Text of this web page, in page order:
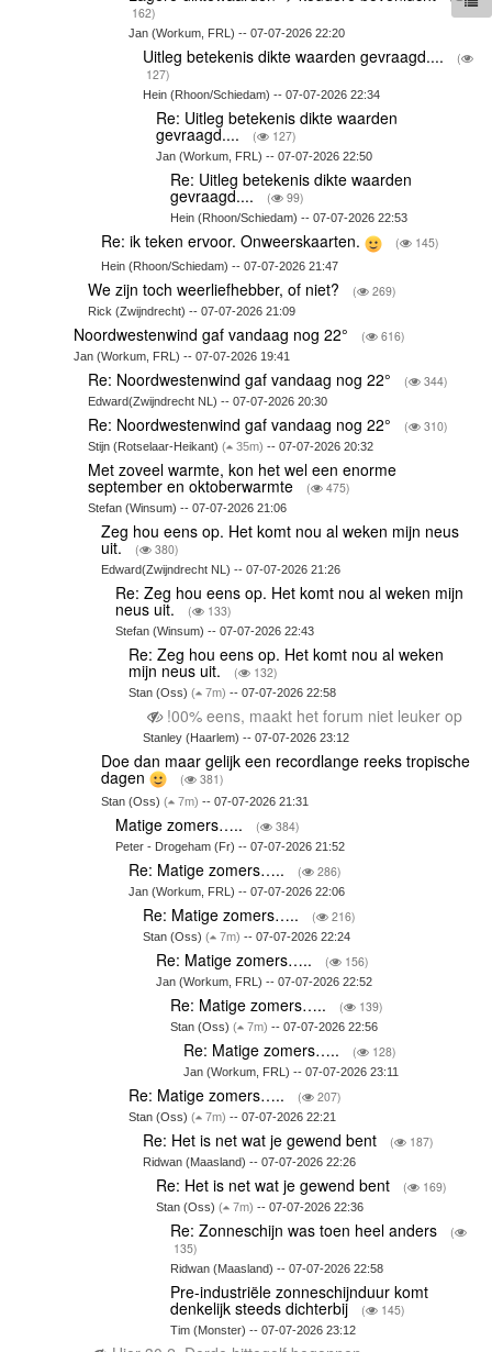
162)
Jan (Workum, FRL) -- 07-07-2026 22:20
Uitleg betekenis dikte waarden gevraagd....
(
127)
Hein (Rhoon/Schiedam) -- 07-07-2026 22:34
Re: Uitleg betekenis dikte waarden
gevraagd.... ( 127)
Jan (Workum, FRL) -- 07-07-2026 22:50
Re: Uitleg betekenis dikte waarden
gevraagd.... ( 99)
Hein (Rhoon/Schiedam) -- 07-07-2026 22:53
Re: ik teken ervoor. Onweerskaarten. ( 145)
Hein (Rhoon/Schiedam) -- 07-07-2026 21:47
We zijn toch weerliefhebber, of niet? ( 269)
Rick (Zwijndrecht) -- 07-07-2026 21:09
Noordwestenwind gaf vandaag nog 22° ( 616)
Jan (Workum, FRL) -- 07-07-2026 19:41
Re: Noordwestenwind gaf vandaag nog 22° ( 344)
Edward(Zwijndrecht NL) -- 07-07-2026 20:30
Re: Noordwestenwind gaf vandaag nog 22° ( 310)
Stijn (Rotselaar-Heikant) ( 35m) -- 07-07-2026 20:32
Met zoveel warmte, kon het wel een enorme
september en oktoberwarmte ( 475)
Stefan (Winsum) -- 07-07-2026 21:06
Zeg hou eens op. Het komt nou al weken mijn neus
uit. ( 380)
Edward(Zwijndrecht NL) -- 07-07-2026 21:26
Re: Zeg hou eens op. Het komt nou al weken mijn
neus uit. ( 133)
Stefan (Winsum) -- 07-07-2026 22:43
Re: Zeg hou eens op. Het komt nou al weken
mijn neus uit. ( 132)
Stan (Oss)( 7m) -- 07-07-2026 22:58
!00% eens, maakt het forum niet leuker op
Stanley (Haarlem) -- 07-07-2026 23:12
Doe dan maar gelijk een recordlange reeks tropische
dagen ( 381)
Stan (Oss)( 7m) -- 07-07-2026 21:31
Matige zomers….. ( 384)
Peter - Drogeham (Fr) -- 07-07-2026 21:52
Re: Matige zomers….. ( 286)
Jan (Workum, FRL) -- 07-07-2026 22:06
Re: Matige zomers….. ( 216)
Stan (Oss) ( 7m) -- 07-07-2026 22:24
Re: Matige zomers….. ( 156)
Jan (Workum, FRL) -- 07-07-2026 22:52
Re: Matige zomers….. ( 139)
Stan (Oss) ( 7m) -- 07-07-2026 22:56
Re: Matige zomers….. ( 128)
Jan (Workum, FRL) -- 07-07-2026 23:11
Re: Matige zomers….. ( 207)
Stan (Oss)( 7m) -- 07-07-2026 22:21
Re: Het is net wat je gewend bent ( 187)
Ridwan (Maasland) -- 07-07-2026 22:26
Re: Het is net wat je gewend bent ( 169)
Stan (Oss)( 7m) -- 07-07-2026 22:36
Re: Zonneschijn was toen heel anders
(
135)
Ridwan (Maasland) -- 07-07-2026 22:58
Pre-industriële zonneschijnduur komt
denkelijk steeds dichterbij ( 145)
Tim (Monster) -- 07-07-2026 23:12